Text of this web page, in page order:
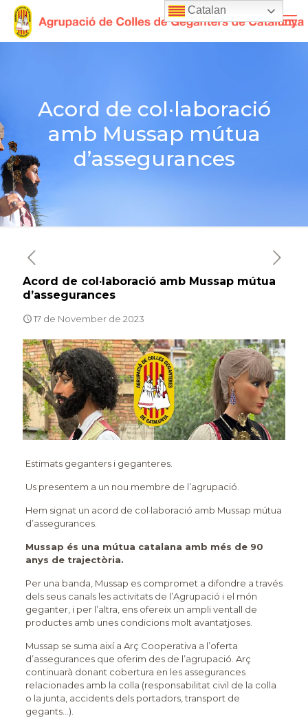
Acord de col·laboració
amb Mussap mútua
d’assegurances
Acord de col·laboració amb Mussap mútua
d’assegurances
17 de November de 2023
Estimats geganters i geganteres.
Us presentem a un nou membre de l’agrupació.
Hem signat un acord de col·laboració amb Mussap mútua
d’assegurances.
Mussap és una mútua catalana amb més de 90
anys de trajectòria.
Per una banda, Mussap es compromet a difondre a través
dels seus canals les activitats de l’Agrupació i el món
geganter, i per l’altra, ens ofereix un ampli ventall de
productes amb unes condicions molt avantatjoses.
Mussap se suma així a Arç Cooperativa a l’oferta
d’assegurances que oferim des de l’agrupació. Arç
continuarà donant cobertura en les assegurances
relacionades amb la colla (responsabilitat civil de la colla
o la junta, accidents dels portadors, transport de
gegants…).
Catalan